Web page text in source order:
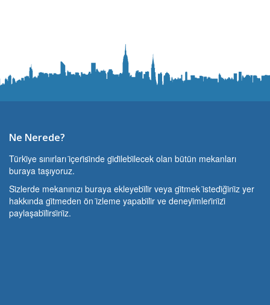
Ne Nerede?
Türki̇ye sınırları i̇çeri̇si̇nde gi̇di̇lebi̇lecek olan bütün mekanları
buraya taşıyoruz.
Si̇zlerde mekanınızı buraya ekleyebi̇li̇r veya gi̇tmek i̇stedi̇ği̇ni̇z yer
hakkında gi̇tmeden ön i̇zleme yapabi̇li̇r ve deneyi̇mleri̇ni̇zi̇
paylaşabi̇li̇rsi̇ni̇z.